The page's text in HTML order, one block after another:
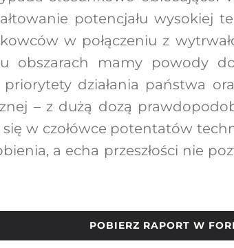
potencjału wysokiej
w połączeniu z
obszarach mamy powody
działania państwa
– z dużą dozą
się w czołówce potentatów
a echa przeszłości nie
POBIERZ RAPORT W